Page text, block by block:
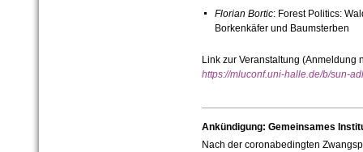
Florian Bortic: Forest Politics:
Borkenkäfer und Baumsterben
Link zur Veranstaltung (Anmeldung
https://mluconf.uni-halle.de/b/sun-
Ankündigung: Gemeinsames
Nach der coronabedingten